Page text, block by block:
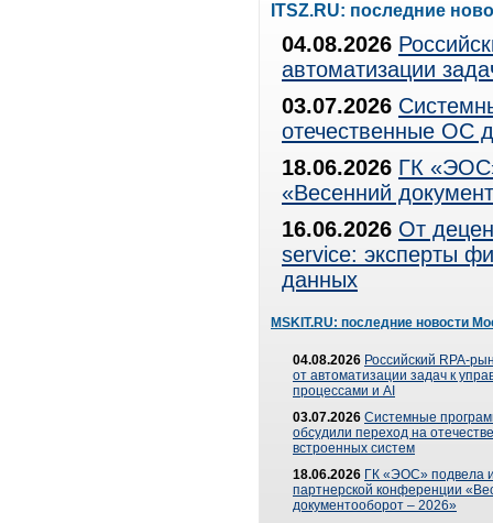
ITSZ.RU: последние
04.08.2026
автоматизации
03.07.2026
отечественные ОС
18.06.2026 ГК
«Весенний
16.06.2026 От
service: эксперты
данных
MSKIT.RU: последние новости
04.08.2026 Российский RPA-
от автоматизации задач к
процессами и AI
03.07.2026 Системные
обсудили переход на
встроенных систем
18.06.2026 ГК «ЭОС» подвела
партнерской конференции
документооборот – 2026»